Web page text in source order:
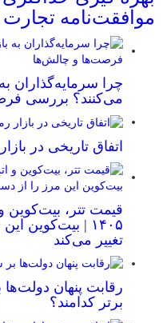
موافقت‌نامه تجارت
چرا سرمایه‌گذاران
می‌کنند؟ بررسی
اتفاق تاریخی در
۱۴۰۵ | بیت‌کوین
تغییر می‌کند
برتر کدامند؟